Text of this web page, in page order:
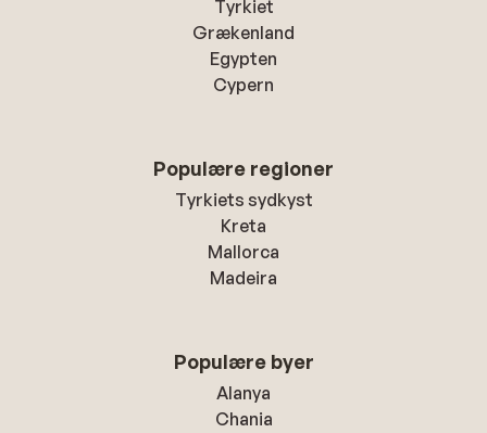
Tyrkiet
Grækenland
Egypten
Cypern
Populære regioner
Tyrkiets sydkyst
Kreta
Mallorca
Madeira
Populære byer
Alanya
Chania